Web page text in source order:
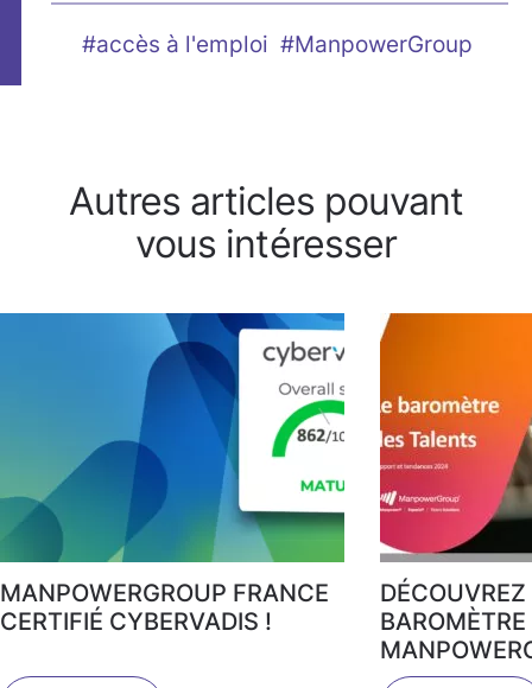
#accès à l'emploi #ManpowerGroup
Autres articles pouvant
vous intéresser
MANPOWERGROUP FRANCE
CERTIFIÉ CYBERVADIS !
DÉCOUVREZ